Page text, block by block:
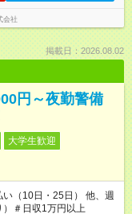
会社
掲載日：2026.08.02
円～夜勤警備
大学生歓迎
（10日・25日） 他、週
＃日収1万円以上